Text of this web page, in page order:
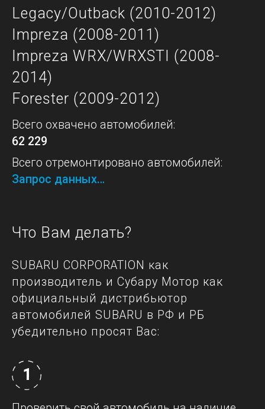
Legacy/Outback (2010-2012)
Impreza (2008-2011)
Impreza WRX/WRXSTI (2008-
2014)
Forester (2009-2012)
Всего охвачено автомобилей:
62 229
Всего отремонтировано автомобилей:
Запрос данных…
Что Вам делать?
SUBARU CORPORATION как
производитель и Субару Мотор как
официальный дистрибьютор
автомобилей SUBARU в РФ и РБ
убедительно просят Вас:
1